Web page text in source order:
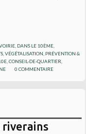
, DANS LE 10ÈME,
VÉGÉTALISATION PRÉVENTION &
,CONSEIL-DE-QUARTIER
0 COMMENTAIRE
riverains